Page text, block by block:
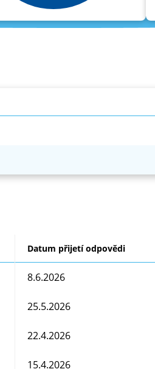
Datum přijetí odpovědi
8.6.2026
25.5.2026
22.4.2026
15.4.2026